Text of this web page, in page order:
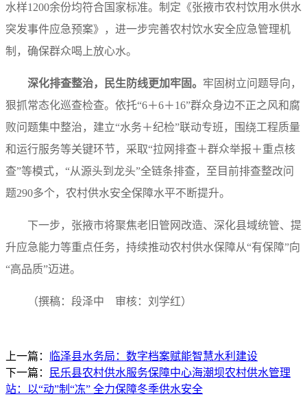
水样1200余份均符合国家标准。制定《张掖市农村饮用水供水
突发事件应急预案》，进一步完善农村饮水安全应急管理机
制，确保群众喝上放心水。
深化排查整治，民生防线更加牢固。 牢固树立问题导向，
狠抓常态化巡查检查。依托“6＋6＋16”群众身边不正之风和腐
败问题集中整治，建立“水务＋纪检”联动专班，围绕工程质量
和运行服务等关键环节，采取“拉网排查＋群众举报＋重点核
查”等模式，“从源头到龙头”全链条排查，至目前排查整改问
题290多个，农村供水安全保障水平不断提升。
下一步，张掖市将聚焦老旧管网改造、深化县域统管、提
升应急能力等重点任务，持续推动农村供水保障从“有保障”向
“高品质”迈进。
（撰稿：段泽中 审核：刘学红）
上一篇：
临泽县水务局：数字档案赋能智慧水利建设
下一篇：
民乐县农村供水服务保障中心海潮坝农村供水管理
站：以“动”制“冻” 全力保障冬季供水安全